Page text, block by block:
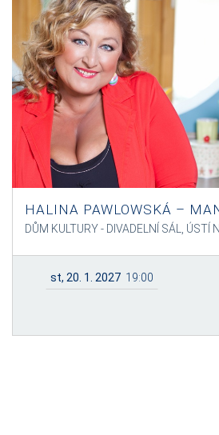
DŮM KULTURY - DIVADELNÍ SÁL, ÚSTÍ
st, 20. 1. 2027 19:00